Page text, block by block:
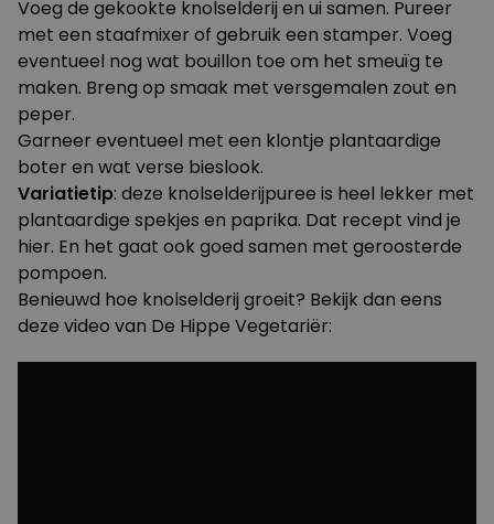
Voeg de gekookte knolselderij en ui samen. Pureer
met een staafmixer of gebruik een stamper. Voeg
eventueel nog wat bouillon toe om het smeuïg te
maken. Breng op smaak met versgemalen zout en
peper.
Garneer eventueel met een klontje plantaardige
boter en wat verse bieslook.
Variatietip: deze knolselderijpuree is heel lekker met
plantaardige spekjes en paprika. Dat recept vind je
hier. En het gaat ook goed samen met geroosterde
pompoen.
Benieuwd hoe knolselderij groeit? Bekijk dan eens
deze video van De Hippe Vegetariër: